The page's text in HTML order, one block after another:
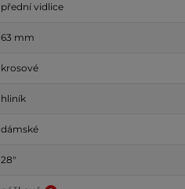
přední vidlice
63 mm
krosové
hliník
dámské
28"